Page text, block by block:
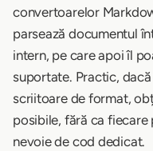
convertoarelor
parsează documentul
intern, pe care apoi îl
suportate. Practic,
scriitoare de format,
posibile, fără ca fiecare
nevoie de cod dedicat.